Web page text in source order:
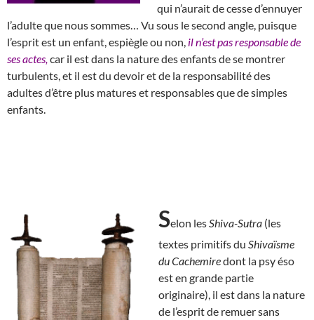
qui n’aurait de cesse d’ennuyer
l’adulte que nous sommes… Vu sous le second angle, puisque
l’esprit est un enfant, espiègle ou non, il n’est pas responsable de
ses actes, car il est dans la nature des enfants de se montrer
turbulents, et il est du devoir et de la responsabilité des
adultes d’être plus matures et responsables que de simples
enfants.
Selon les Shiva-Sutra (les
textes primitifs du Shivaïsme
du Cachemiredont la psy éso
est en grande partie
originaire), il est dans la nature
de l’esprit de remuer sans